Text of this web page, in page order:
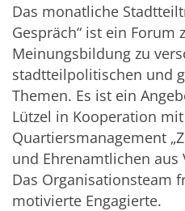
Das monatliche
Gespräch“ ist ein Forum
Meinungsbildung zu
stadtteilpolitischen und
Themen. Es ist ein
Lützel in Kooperation
Quartiersmanagement
und Ehrenamtlichen aus
Das Organisationsteam
motivierte Engagierte.